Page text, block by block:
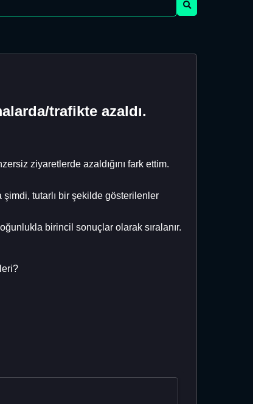
trafikte azaldı.
ziyaretlerde azaldığını fark ettim.
tutarlı bir şekilde gösterilenler
birincil sonuçlar olarak sıralanır.